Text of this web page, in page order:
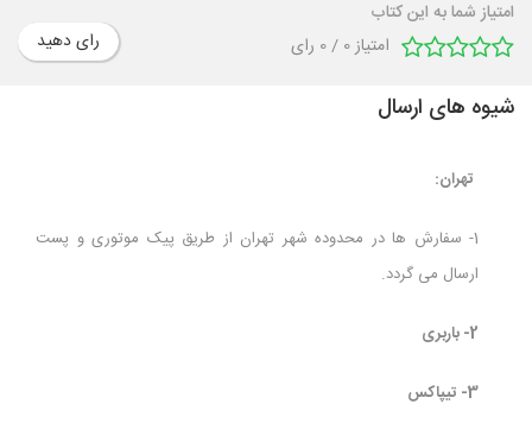
امتیاز شما به این کتاب
امتیاز0
/
0 رای رای دهید
شیوه های ارسال
تهران:
1- سفارش ها در محدوده شهر تهران از طریق پیک موتوری و پست
ارسال می گردد.
2- باربری
3- تیپاکس